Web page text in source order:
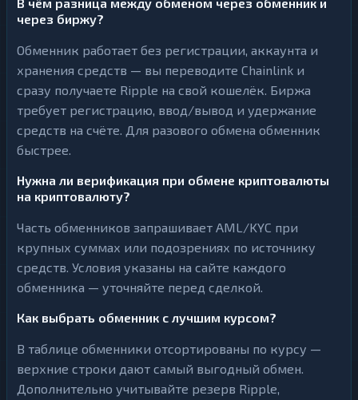
через биржу?
Обменник работает без регистрации, аккаунта и
хранения средств — вы переводите Chainlink и
сразу получаете Ripple на свой кошелёк. Биржа
требует регистрацию, ввод/вывод и удержание
средств на счёте. Для разового обмена обменник
быстрее.
Нужна ли верификация при обмене криптовалюты
на криптовалюту?
Часть обменников запрашивает AML/KYC при
крупных суммах или подозрениях по источнику
средств. Условия указаны на сайте каждого
обменника — уточняйте перед сделкой.
Как выбрать обменник с лучшим курсом?
В таблице обменники отсортированы по курсу —
верхние строки дают самый выгодный обмен.
Дополнительно учитывайте резерв Ripple,